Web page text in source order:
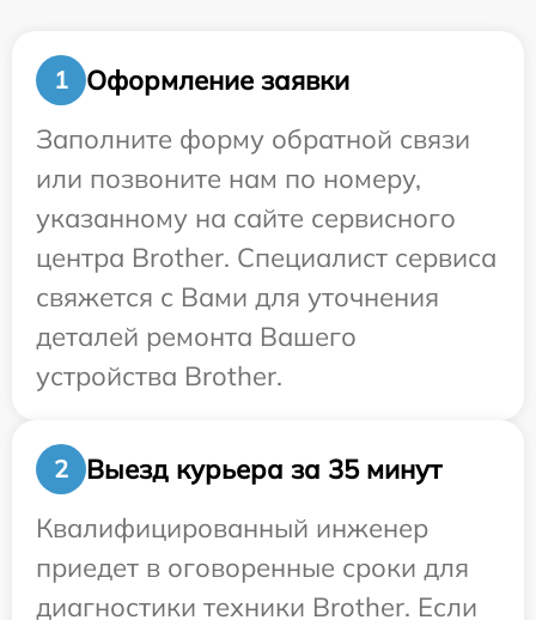
1
Оформление заявки
Заполните форму обратной связи
или позвоните нам по номеру,
указанному на сайте сервисного
центра Brother. Специалист сервиса
свяжется с Вами для уточнения
деталей ремонта Вашего
устройства Brother.
2
Выезд курьера за 35 минут
Квалифицированный инженер
приедет в оговоренные сроки для
диагностики техники Brother. Если